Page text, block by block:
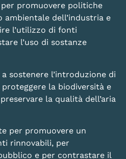
promuovere politiche
ambientale dell’industria e
l’utilizzo di fonti
l’uso di sostanze
sostenere l’introduzione di
la biodiversità e
la qualità dell’aria
per promuovere un
rinnovabili, per
e per contrastare il